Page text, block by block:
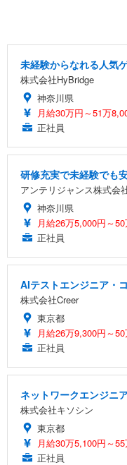
未経験からなれる人気
株式会社HyBridge
神奈川県
月給30万円～51万
正社員
研修充実で未経験でも
アンテリジャンス株式会
神奈川県
月給26万5,000円～
正社員
AIテストエンジニア・
株式会社Creer
東京都
月給26万9,300円～
正社員
ネットワークエンジニ
株式会社キソシン
東京都
月給30万5,100円～
正社員